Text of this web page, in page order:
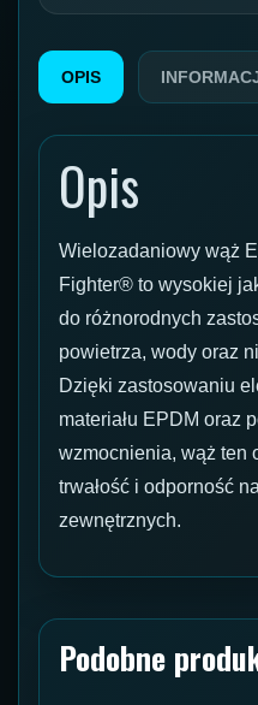
OPIS
Opis
Wielozadaniowy wąż
Fighter® to wysokiej
do różnorodnych
powietrza, wody oraz
Dzięki zastosowaniu
materiału EPDM oraz
wzmocnienia, wąż ten
trwałość i odporność
zewnętrznych.
Podobne